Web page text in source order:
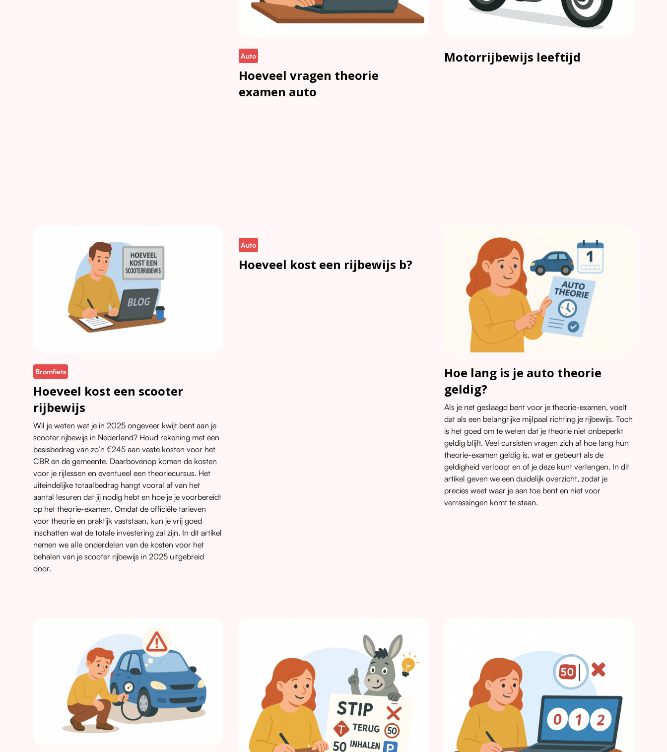
Auto
Hoeveel vragen theorie
examen auto
Motorrijbewijs leeftijd
Bromfiets
Hoeveel kost een scooter
rijbewijs
Wil je weten wat je in 2025 ongeveer kwijt bent aan je
scooter rijbewijs in Nederland? Houd rekening met een
basisbedrag van zo’n €245 aan vaste kosten voor het
CBR en de gemeente. Daarbovenop komen de kosten
voor je rijlessen en eventueel een theoriecursus. Het
uiteindelijke totaalbedrag hangt vooral af van het
aantal lesuren dat jij nodig hebt en hoe je je voorbereidt
op het theorie-examen. Omdat de officiële tarieven
voor theorie en praktijk vaststaan, kun je vrij goed
inschatten wat de totale investering zal zijn. In dit artikel
nemen we alle onderdelen van de kosten voor het
behalen van je scooter rijbewijs in 2025 uitgebreid
door.
Auto
Hoeveel kost een rijbewijs b?
Hoe lang is je auto theorie
geldig?
Als je net geslaagd bent voor je theorie-examen, voelt
dat als een belangrijke mijlpaal richting je rijbewijs. Toch
is het goed om te weten dat je theorie niet onbeperkt
geldig blijft. Veel cursisten vragen zich af hoe lang hun
theorie-examen geldig is, wat er gebeurt als de
geldigheid verloopt en of je deze kunt verlengen. In dit
artikel geven we een duidelijk overzicht, zodat je
precies weet waar je aan toe bent en niet voor
verrassingen komt te staan.